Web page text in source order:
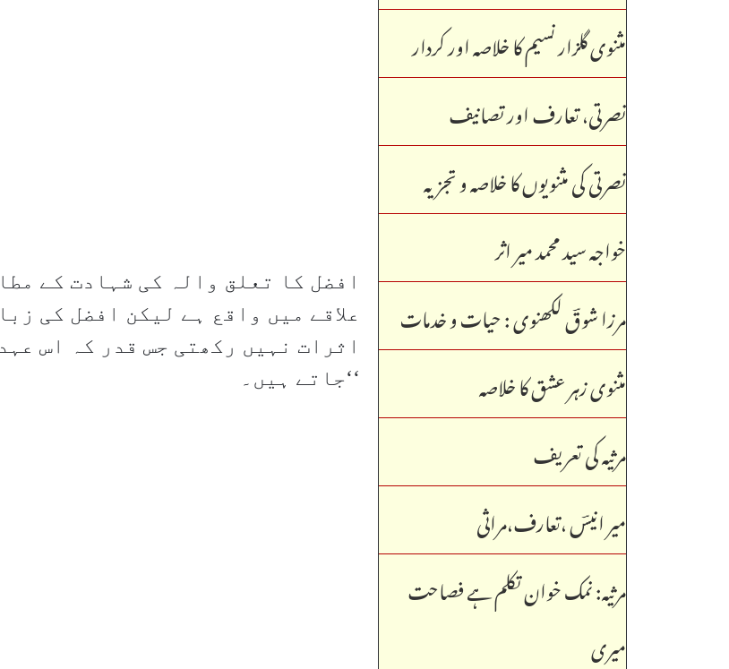
علاقے میں واقع ہے لیکن افضل کی
اثرات نہیں رکھتی جس قدر کہ اس
جاتے ہیں۔‘‘
مثنوی گلزار نسیم کا خلاصہ اور کردار
نصرتی، تعارف اور تصانیف
نصرتی کی مثنویوں کا خلاصہ و تجزیہ
خواجہ سید محمد میر اثر
مرزا شوقؔ لکھنوی : حیات و خدمات
مثنوی زہر عشق کا خلاصہ
مرثیہ کی تعریف
میر انیسؔ ،تعارف،مراثی
مرثیہ: نمک خوان تکلم ہے فصاحت
میری